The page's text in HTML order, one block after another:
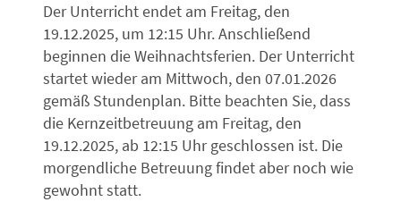
Der Unterricht endet am Freitag, den
19.12.2025, um 12:15 Uhr. Anschließend
beginnen die Weihnachtsferien. Der Unterricht
startet wieder am Mittwoch, den 07.01.2026
gemäß Stundenplan. Bitte beachten Sie, dass
die Kernzeitbetreuung am Freitag, den
19.12.2025, ab 12:15 Uhr geschlossen ist. Die
morgendliche Betreuung findet aber noch wie
gewohnt statt.